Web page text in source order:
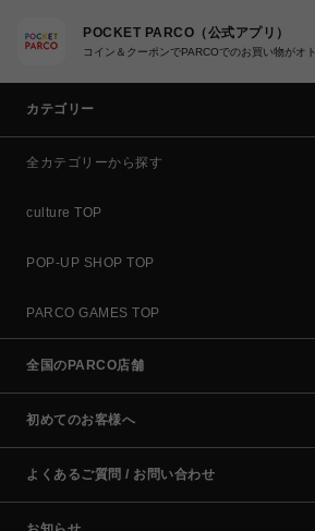
POCKET PARCO（公式アプリ）
コイン＆クーポンでPARCOでのお買い物がオ
カテゴリー
全カテゴリーから探す
culture TOP
POP-UP SHOP TOP
PARCO GAMES TOP
全国のPARCO店舗
初めてのお客様へ
よくあるご質問 / お問い合わせ